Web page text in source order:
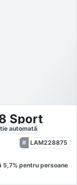
Sport
automată
LAM228875
5,7% pentru persoane